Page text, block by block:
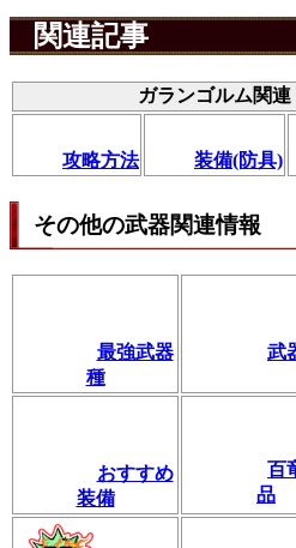
関連記事
ガランゴルム関連
攻略方法 装備(防具)
その他の武器関連情報
最強武器
種
武
おすすめ
装備
百
品